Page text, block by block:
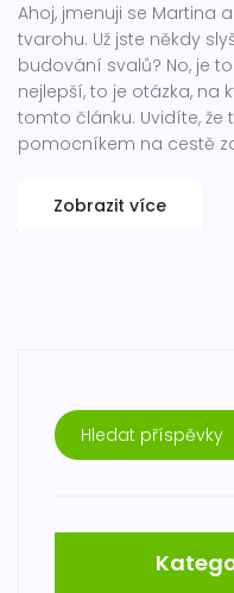
Ahoj, jmenuji se Martina
tvarohu. Už jste někdy
budování svalů? No, je
nejlepší, to je otázka,
tomto článku. Uvidíte, že
pomocníkem na cestě
Zobrazit více